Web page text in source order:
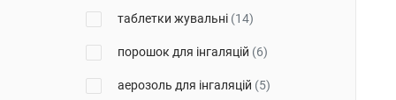
Гетеро Лабз(1)
Лабораторіо Альдо-Юніон
Фармак(2)
таблетки жувальні (14)
порошок для інгаляцій (6)
аерозоль для інгаляцій (5)